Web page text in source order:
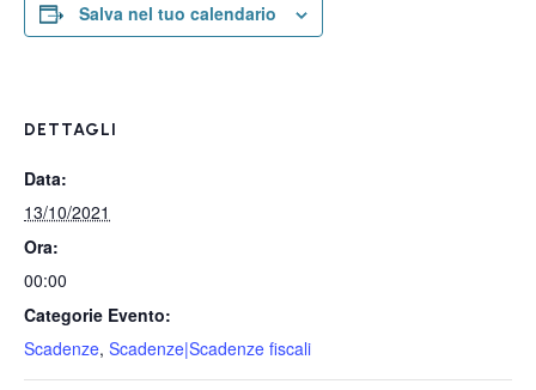
Salva nel tuo calendario
DETTAGLI
Data:
13/10/2021
Ora:
00:00
Categorie Evento:
Scadenze, Scadenze|Scadenze fiscali